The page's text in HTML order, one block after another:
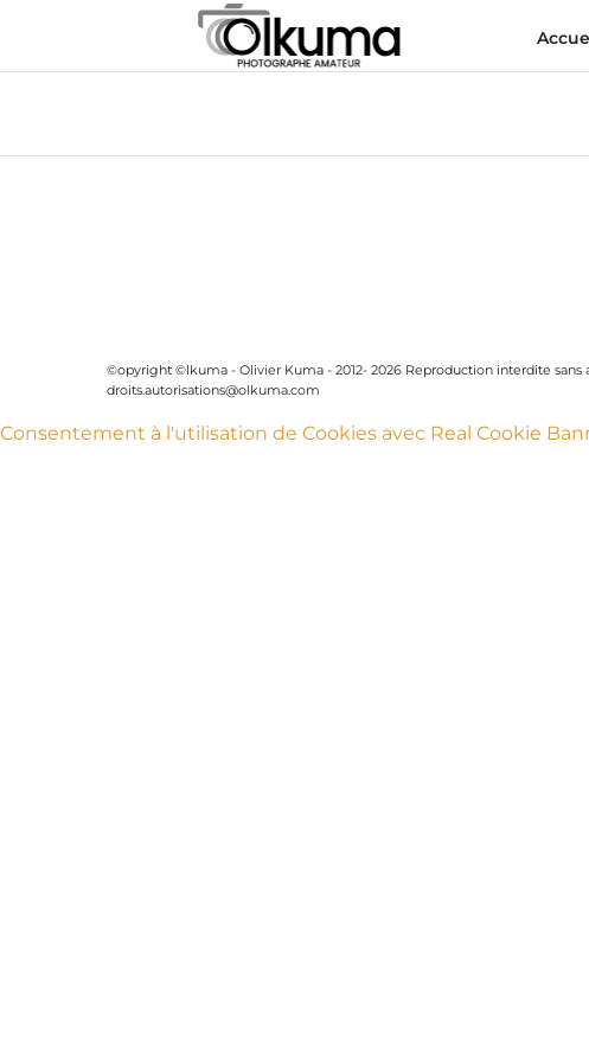
©opyright ©lkuma - Olivier Kuma - 2012- 2026 Reproduction interdite sans
droits.autorisations@olkuma.com
Consentement à l'utilisation de Cookies avec Real Cookie